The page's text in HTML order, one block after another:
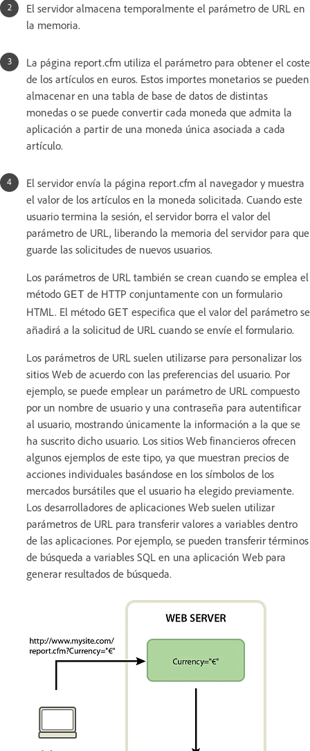
El servidor almacena temporalmente el parámetro de URL en
la memoria.
La página report.cfm utiliza el parámetro para obtener el coste
de los artículos en euros. Estos importes monetarios se pueden
almacenar en una tabla de base de datos de distintas
monedas o se puede convertir cada moneda que admita la
aplicación a partir de una moneda única asociada a cada
artículo.
El servidor envía la página report.cfm al navegador y muestra
el valor de los artículos en la moneda solicitada. Cuando este
usuario termina la sesión, el servidor borra el valor del
parámetro de URL, liberando la memoria del servidor para que
guarde las solicitudes de nuevos usuarios.
Los parámetros de URL también se crean cuando se emplea el
método GET de HTTP conjuntamente con un formulario
HTML. El método GET especifica que el valor del parámetro se
añadirá a la solicitud de URL cuando se envíe el formulario.
Los parámetros de URL suelen utilizarse para personalizar los
sitios Web de acuerdo con las preferencias del usuario. Por
ejemplo, se puede emplear un parámetro de URL compuesto
por un nombre de usuario y una contraseña para autentificar
al usuario, mostrando únicamente la información a la que se
ha suscrito dicho usuario. Los sitios Web financieros ofrecen
algunos ejemplos de este tipo, ya que muestran precios de
acciones individuales basándose en los símbolos de los
mercados bursátiles que el usuario ha elegido previamente.
Los desarrolladores de aplicaciones Web suelen utilizar
parámetros de URL para transferir valores a variables dentro
de las aplicaciones. Por ejemplo, se pueden transferir términos
de búsqueda a variables SQL en una aplicación Web para
generar resultados de búsqueda.